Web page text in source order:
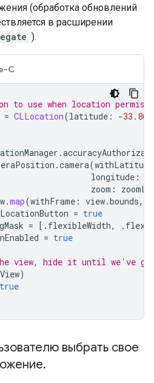
(обработка обновлений
в расширении
).
C
to use when location
= CLLocation(latitude : -
.
.camera(withLatitude
longitude :
zoom :
.map(withFrame : view.bounds,
= true
= [. flexibleWidth, .
= true
view, hide it until we've
)
true
выбрать свое
.